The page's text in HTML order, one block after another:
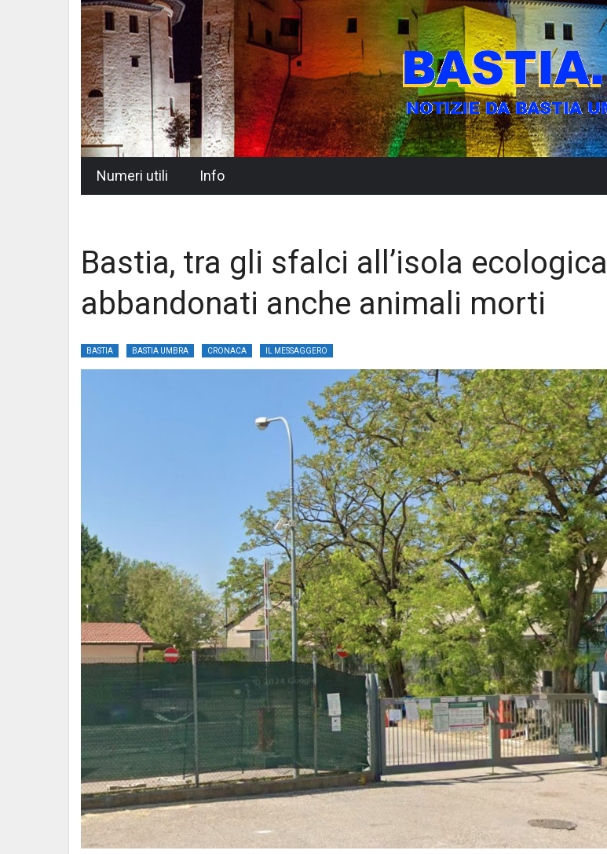
Numeri utili Info
Bastia, tra gli sfalci all’isola ecologica
abbandonati anche animali morti
BASTIA BASTIA UMBRA CRONACA IL MESSAGGERO